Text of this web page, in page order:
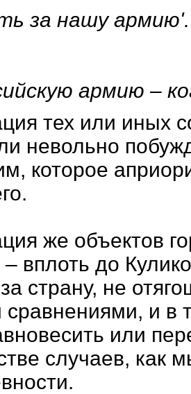
за нашу армию'.
армию –
тех или иных
невольно
которое
же объектов
вплоть до
за страну, не
сравнениями, и в
или
случаев, как